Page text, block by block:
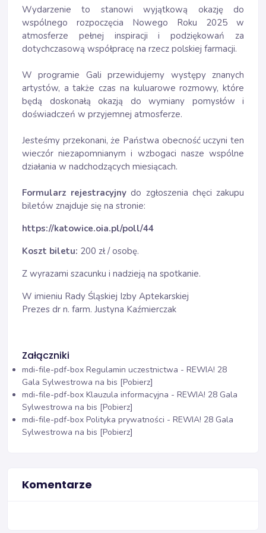
Wydarzenie to stanowi wyjątkową okazję do
wspólnego rozpoczęcia Nowego Roku 2025 w
atmosferze pełnej inspiracji i podziękowań za
dotychczasową współpracę na rzecz polskiej farmacji.
W programie Gali przewidujemy występy znanych
artystów, a także czas na kuluarowe rozmowy, które
będą doskonałą okazją do wymiany pomysłów i
doświadczeń w przyjemnej atmosferze.
Jesteśmy przekonani, że Państwa obecność uczyni ten
wieczór niezapomnianym i wzbogaci nasze wspólne
działania w nadchodzących miesiącach.
Formularz rejestracyjnydo zgłoszenia chęci zakupu
biletów znajduje się na stronie:
https://katowice.oia.pl/poll/44
Koszt biletu: 200 zł / osobę.
Z wyrazami szacunku i nadzieją na spotkanie.
W imieniu Rady Śląskiej Izby Aptekarskiej
Prezes dr n. farm. Justyna Kaźmierczak
Załączniki
mdi-file-pdf-box Regulamin uczestnictwa - REWIA! 28
Gala Sylwestrowa na bis [Pobierz]
mdi-file-pdf-box Klauzula informacyjna - REWIA! 28 Gala
Sylwestrowa na bis [Pobierz]
mdi-file-pdf-box Polityka prywatności - REWIA! 28 Gala
Sylwestrowa na bis [Pobierz]
Komentarze